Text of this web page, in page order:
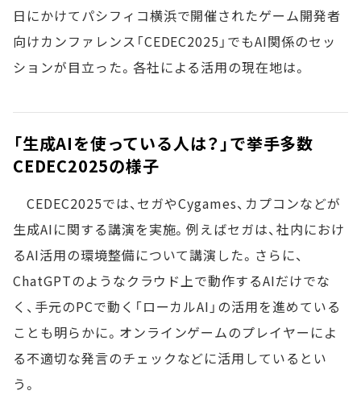
日にかけてパシフィコ横浜で開催されたゲーム開発者
向けカンファレンス「CEDEC2025」でもAI関係のセッ
ションが目立った。各社による活用の現在地は。
「生成AIを使っている人は？」で挙手多数
CEDEC2025の様子
CEDEC2025では、セガやCygames、カプコンなどが
生成AIに関する講演を実施。例えばセガは、社内におけ
るAI活用の環境整備について講演した。さらに、
ChatGPTのようなクラウド上で動作するAIだけでな
く、手元のPCで動く「ローカルAI」の活用を進めている
ことも明らかに。オンラインゲームのプレイヤーによ
る不適切な発言のチェックなどに活用しているとい
う。